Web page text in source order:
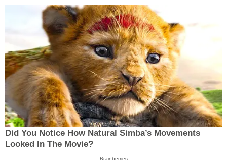
Did You Notice How Natural Simba’s Movements
Looked In The Movie?
Brainberries